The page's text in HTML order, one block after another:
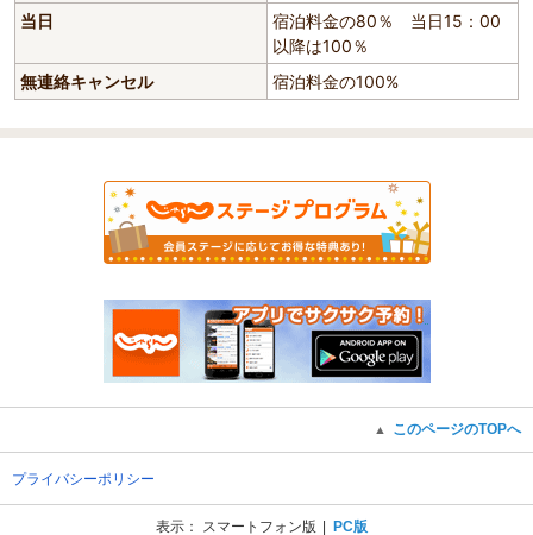
当日
宿泊料金の80％ 当日15：00
以降は100％
無連絡キャンセル
宿泊料金の100%
▲ このページのTOPへ
プライバシーポリシー
表示： スマートフォン版 PC版